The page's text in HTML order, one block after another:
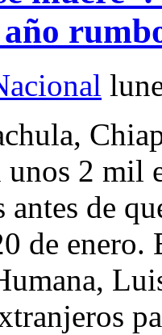
unos 2 mil
antes de
de